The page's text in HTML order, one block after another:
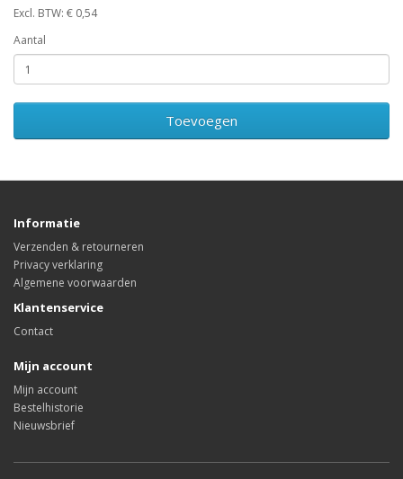
Excl. BTW: € 0,54
Aantal
Toevoegen
Informatie
Verzenden & retourneren
Privacy verklaring
Algemene voorwaarden
Klantenservice
Contact
Mijn account
Mijn account
Bestelhistorie
Nieuwsbrief